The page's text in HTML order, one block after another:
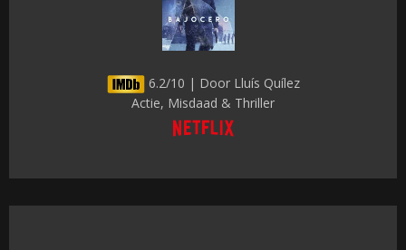
6.2/10 | Door Lluís Quílez
Actie, Misdaad & Thriller